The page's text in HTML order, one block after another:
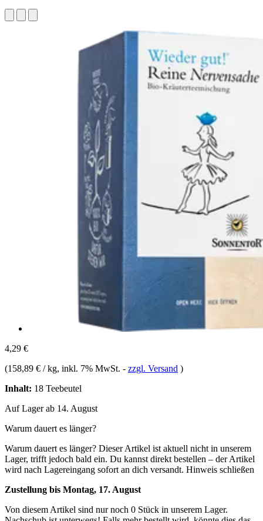
4,29 €
(158,89 € / kg, inkl. 7% MwSt. - zzgl. Versand )
Inhalt: 18 Teebeutel
Auf Lager ab 14. August
Warum dauert es länger?
Warum dauert es länger? Dieser Artikel ist aktuell nicht in unserem
Lager, trifft jedoch bald ein. Du kannst direkt bestellen – der Artikel
wird nach Lagereingang sofort an dich versandt. Hinweis schließen
Zustellung bis Montag, 17. August
Von diesem Artikel sind nur noch 0 Stück in unserem Lager.